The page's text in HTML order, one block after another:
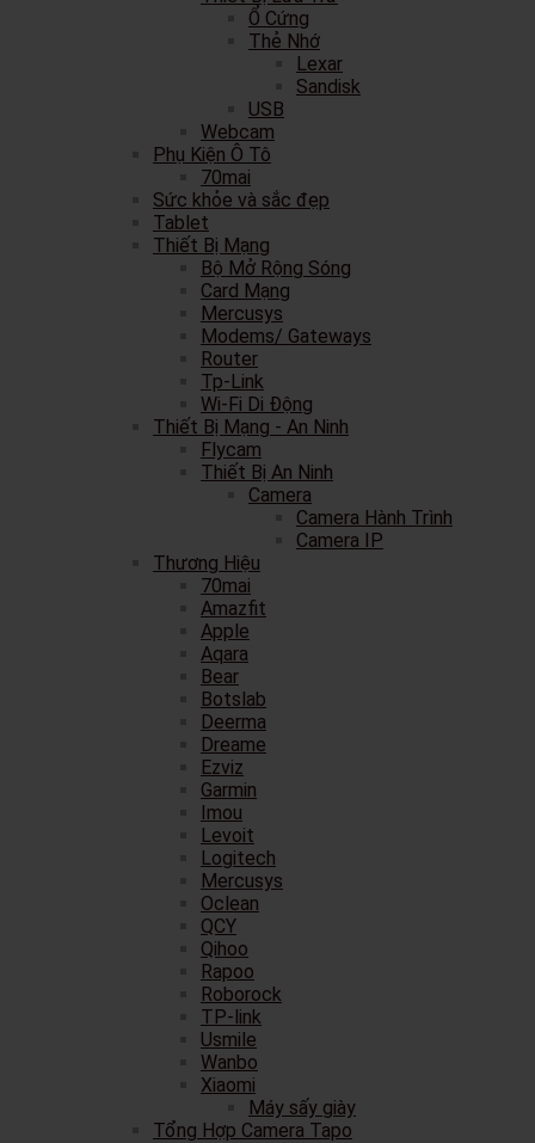
Ổ Cứng
Thẻ Nhớ
Lexar
Sandisk
USB
Webcam
Phụ Kiện Ô Tô
70mai
Sức khỏe và sắc đẹp
Tablet
Thiết Bị Mạng
Bộ Mở Rộng Sóng
Card Mạng
Mercusys
Modems/ Gateways
Router
Tp-Link
Wi-Fi Di Động
Thiết Bị Mạng - An Ninh
Flycam
Thiết Bị An Ninh
Camera
Camera Hành Trình
Camera IP
Thương Hiệu
70mai
Amazfit
Apple
Aqara
Bear
Botslab
Deerma
Dreame
Ezviz
Garmin
Imou
Levoit
Logitech
Mercusys
Oclean
QCY
Qihoo
Rapoo
Roborock
TP-link
Usmile
Wanbo
Xiaomi
Máy sấy giày
Tổng Hợp Camera Tapo